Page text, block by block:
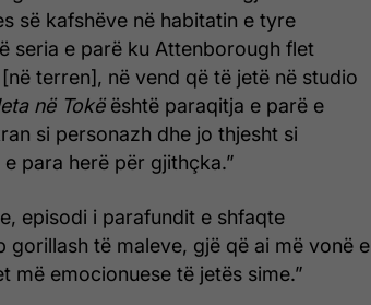
së kafshëve në habitatin e tyre
seria e parë ku Attenborough flet
terren], në vend që të jetë në studio
në Tokëështë paraqitja e parë e
si personazh dhe jo thjesht si
para herë për gjithçka.”
episodi i parafundit e shfaqte
gorillash të maleve, gjë që ai më vonë e
më emocionuese të jetës sime.”